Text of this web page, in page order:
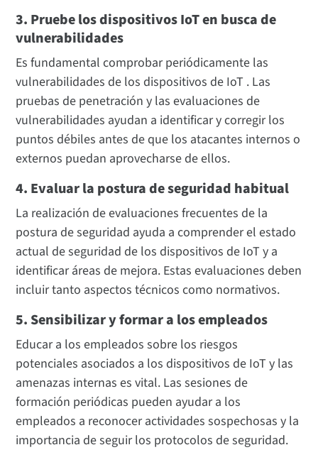
3. Pruebe los dispositivos IoT en busca de
vulnerabilidades
Es fundamental comprobar periódicamente las
vulnerabilidades de los dispositivos de IoT . Las
pruebas de penetración y las evaluaciones de
vulnerabilidades ayudan a identificar y corregir los
puntos débiles antes de que los atacantes internos o
externos puedan aprovecharse de ellos.
4. Evaluar la postura de seguridad habitual
La realización de evaluaciones frecuentes de la
postura de seguridad ayuda a comprender el estado
actual de seguridad de los dispositivos de IoT y a
identificar áreas de mejora. Estas evaluaciones deben
incluir tanto aspectos técnicos como normativos.
5. Sensibilizar y formar a los empleados
Educar a los empleados sobre los riesgos
potenciales asociados a los dispositivos de IoT y las
amenazas internas es vital. Las sesiones de
formación periódicas pueden ayudar a los
empleados a reconocer actividades sospechosas y la
importancia de seguir los protocolos de seguridad.